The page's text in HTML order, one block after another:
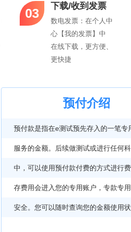
03 下载/收到发票
数电发票：在个人中
心【我的发票】中
在线下载，更方便、
更快捷
预付介绍
预付款是指在e测试预先存入的一笔专
服务的金额。后续做测试或进行任何
中，可以使用预付款付费的方式进行
存费用会进入您的专用账户，专款专
安全。您可以随时查询您的金额使用状